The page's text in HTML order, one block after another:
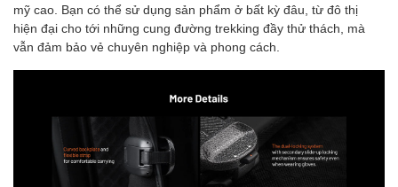
mỹ cao. Bạn có thể sử dụng sản phẩm ở bất kỳ đâu, từ đô thị
hiện đại cho tới những cung đường trekking đầy thử thách, mà
vẫn đảm bảo vẻ chuyên nghiệp và phong cách.